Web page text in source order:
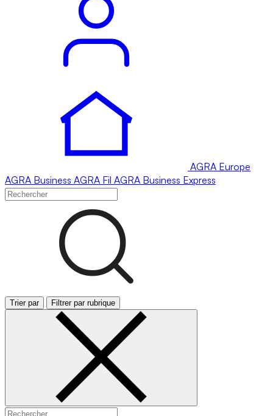
AGRA Europe
AGRA Business AGRA Fil AGRA Business Express
Trier par Filtrer par rubrique